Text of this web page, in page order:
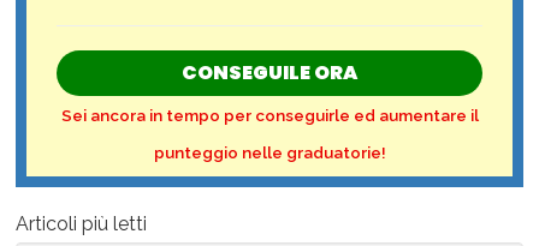
CONSEGUILE ORA
Sei ancora in tempo per conseguirle ed aumentare il
punteggio nelle graduatorie!
Articoli più letti